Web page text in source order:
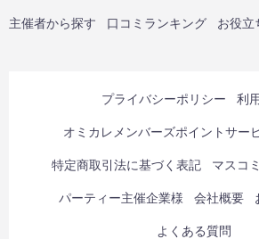
主催者から探す 口コミランキング お役立
プライバシーポリシー 利
オミカレメンバーズポイントサー
特定商取引法に基づく表記 マスコ
パーティー主催企業様 会社概要
よくある質問